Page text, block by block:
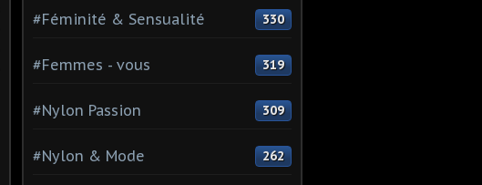
#Féminité & Sensualité 330
#Femmes - vous 319
#Nylon Passion 309
#Nylon & Mode 262